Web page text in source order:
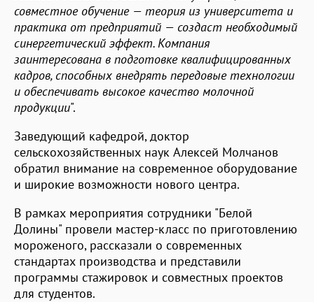
совместное обучение — теория из университета и
практика от предприятий — создаст необходимый
синергетический эффект. Компания
заинтересована в подготовке квалифицированных
кадров, способных внедрять передовые технологии
и обеспечивать высокое качество молочной
продукции".
Заведующий кафедрой, доктор
сельскохозяйственных наук Алексей Молчанов
обратил внимание на современное оборудование
и широкие возможности нового центра.
В рамках мероприятия сотрудники "Белой
Долины" провели мастер-класс по приготовлению
мороженого, рассказали о современных
стандартах производства и представили
программы стажировок и совместных проектов
для студентов.